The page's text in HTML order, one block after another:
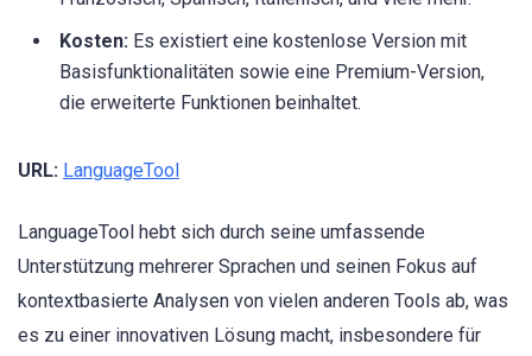
Kosten: Es existiert eine kostenlose Version mit
Basisfunktionalitäten sowie eine Premium-Version,
die erweiterte Funktionen beinhaltet.
URL: LanguageTool
LanguageTool hebt sich durch seine umfassende
Unterstützung mehrerer Sprachen und seinen Fokus auf
kontextbasierte Analysen von vielen anderen Tools ab, was
es zu einer innovativen Lösung macht, insbesondere für